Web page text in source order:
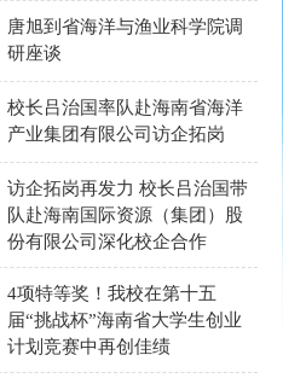
唐旭到省海洋与渔业科学院调
研座谈
校长吕治国率队赴海南省海洋
产业集团有限公司访企拓岗
访企拓岗再发力 校长吕治国带
队赴海南国际资源（集团）股
份有限公司深化校企合作
4项特等奖！我校在第十五
届“挑战杯”海南省大学生创业
计划竞赛中再创佳绩